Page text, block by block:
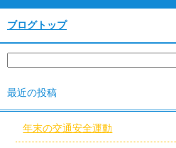
ブログトップ
最近の投稿
年末の交通安全運動